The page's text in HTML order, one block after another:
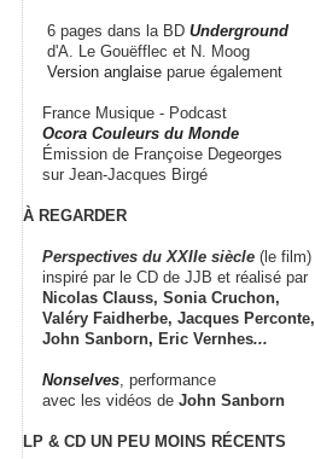
6 pages dans la BD Underground
d'A. Le Gouëfflec et N. Moog
Version anglaise parue également
France Musique - Podcast
Ocora Couleurs du Monde
Émission de Françoise Degeorges
sur Jean-Jacques Birgé
À REGARDER
Perspectives du XXIIe siècle (le film)
inspiré par le CD de JJB et réalisé par
Nicolas Clauss, Sonia Cruchon,
Valéry Faidherbe, Jacques Perconte,
John Sanborn, Eric Vernhes...
Nonselves , performance
avec les vidéos de John Sanborn
LP & CD UN PEU MOINS RÉCENTS